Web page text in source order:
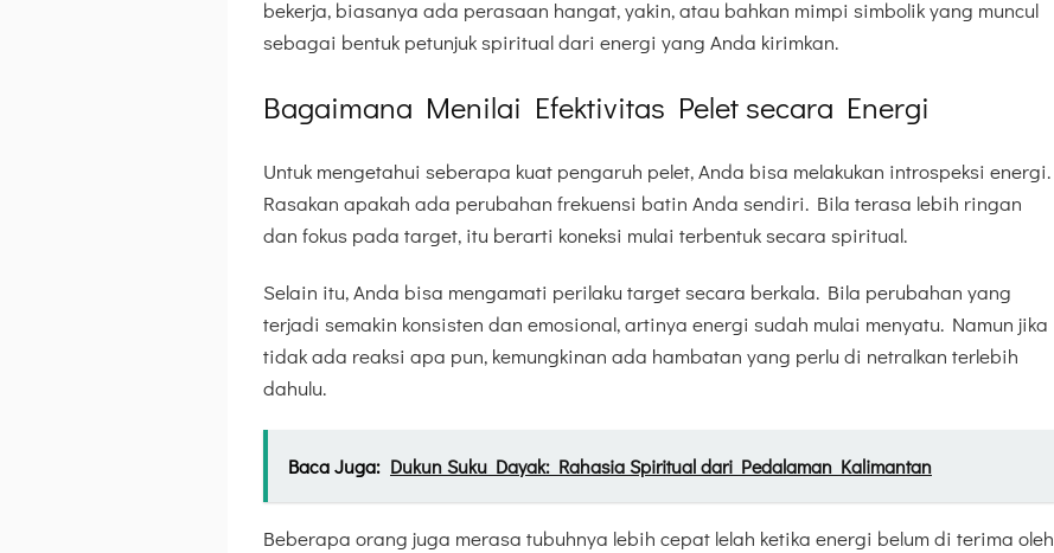
bekerja, biasanya ada perasaan hangat, yakin, atau bahkan mimpi simbolik yang muncul
sebagai bentuk petunjuk spiritual dari energi yang Anda kirimkan.
Bagaimana Menilai Efektivitas Pelet secara Energi
Untuk mengetahui seberapa kuat pengaruh pelet, Anda bisa melakukan introspeksi energi.
Rasakan apakah ada perubahan frekuensi batin Anda sendiri. Bila terasa lebih ringan
dan fokus pada target, itu berarti koneksi mulai terbentuk secara spiritual.
Selain itu, Anda bisa mengamati perilaku target secara berkala. Bila perubahan yang
terjadi semakin konsisten dan emosional, artinya energi sudah mulai menyatu. Namun jika
tidak ada reaksi apa pun, kemungkinan ada hambatan yang perlu di netralkan terlebih
dahulu.
Baca Juga: Dukun Suku Dayak: Rahasia Spiritual dari Pedalaman Kalimantan
Beberapa orang juga merasa tubuhnya lebih cepat lelah ketika energi belum di terima oleh